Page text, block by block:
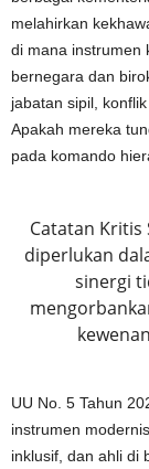
melahirkan
di mana instrumen
bernegara dan
jabatan sipil,
Apakah mereka
pada komando
Catatan
diperlukan
sinergi
UU No. 5 Tahun
instrumen
inklusif, dan ahli di